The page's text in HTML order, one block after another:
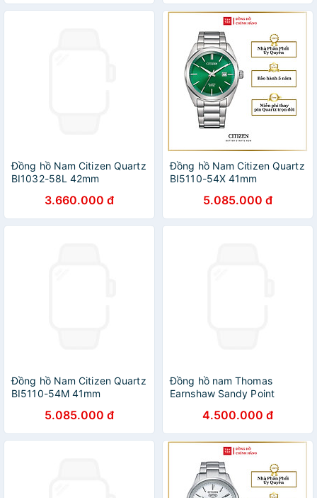
Đồng hồ Nam Citizen Quartz
BI1032-58L 42mm
3.660.000 đ
Đồng hồ Nam Citizen Quartz
BI5110-54X 41mm
5.085.000 đ
Đồng hồ Nam Citizen Quartz
BI5110-54M 41mm
5.085.000 đ
Đồng hồ nam Thomas
Earnshaw Sandy Point
4.500.000 đ